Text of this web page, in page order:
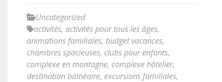
Uncategorized
activités, activités pour tous les âges,
animations familiales, budget vacances,
chambres spacieuses, clubs pour enfants,
complexe en montagne, complexe hôtelier,
destination balnéaire, excursions familiales,